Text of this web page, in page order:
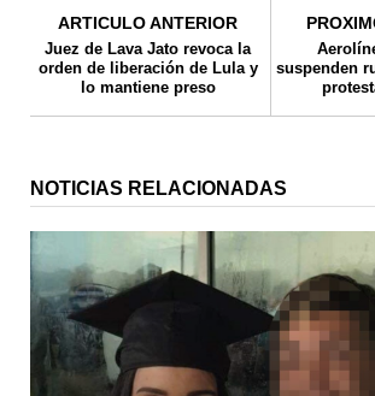
ARTICULO ANTERIOR
Juez de Lava Jato revoca la
orden de liberación de Lula y
lo mantiene preso
suspenden
NOTICIAS RELACIONADAS